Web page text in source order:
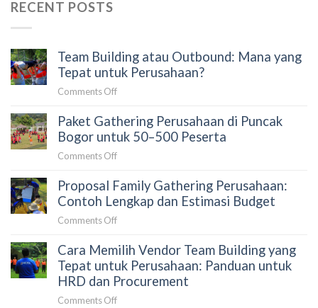
RECENT POSTS
Team Building atau Outbound: Mana yang
Tepat untuk Perusahaan?
Comments Offon
Building
atau
Tepat
untuk
Perusahaan?
Paket Gathering Perusahaan di Puncak
Bogor untuk 50–500 Peserta
Comments Offon
Gathering
Perusahaan
untuk
50–
500
Peserta
Proposal Family Gathering Perusahaan:
Contoh Lengkap dan Estimasi Budget
Comments Offon
Family
Gathering
Perusahaan:
Cara Memilih Vendor Team Building yang
Tepat untuk Perusahaan: Panduan untuk
HRD dan Procurement
Comments Offon